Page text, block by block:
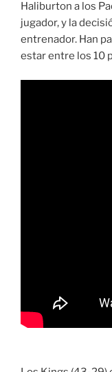
Haliburton a los
jugador, y la
entrenador. Han
estar entre los 10